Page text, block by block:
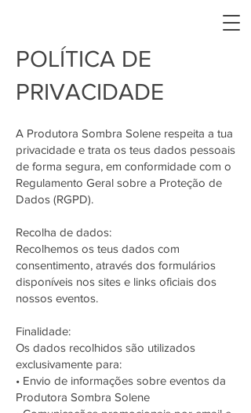
POLÍTICA DE
PRIVACIDADE
A Produtora Sombra Solene respeita a tua
privacidade e trata os teus dados pessoais
de forma segura, em conformidade com o
Regulamento Geral sobre a Proteção de
Dados (RGPD).
Recolha de dados:
Recolhemos os teus dados com
consentimento, através dos formulários
disponíveis nos sites e links oficiais dos
nossos eventos.
Finalidade:
Os dados recolhidos são utilizados
exclusivamente para:
• Envio de informações sobre eventos da
Produtora Sombra Solene